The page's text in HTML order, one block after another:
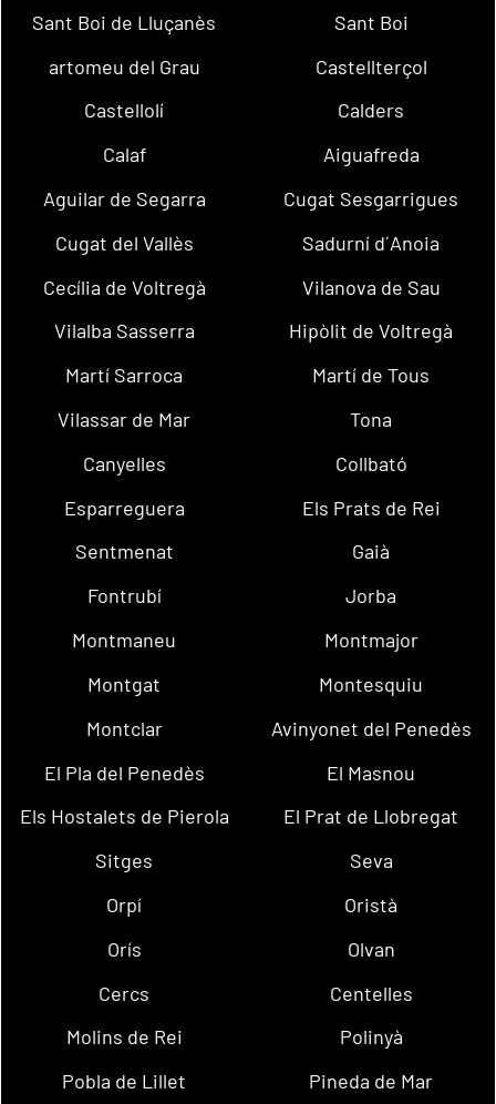
Sant Boi de Lluçanès
Sant Boi
artomeu del Grau
Castellterçol
Castellolí
Calders
Calaf
Aiguafreda
Aguilar de Segarra
Cugat Sesgarrigues
Cugat del Vallès
Sadurní d´Anoia
Cecília de Voltregà
Vilanova de Sau
Vilalba Sasserra
Hipòlit de Voltregà
Martí Sarroca
Martí de Tous
Vilassar de Mar
Tona
Canyelles
Collbató
Esparreguera
Els Prats de Rei
Sentmenat
Gaià
Fontrubí
Jorba
Montmaneu
Montmajor
Montgat
Montesquiu
Montclar
Avinyonet del Penedès
El Pla del Penedès
El Masnou
Els Hostalets de Pierola
El Prat de Llobregat
Sitges
Seva
Orpí
Oristà
Orís
Olvan
Cercs
Centelles
Molins de Rei
Polinyà
Pobla de Lillet
Pineda de Mar